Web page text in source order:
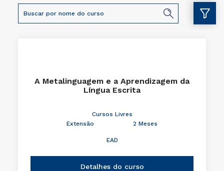
A Metalinguagem e a Aprendizagem da
Língua Escrita
Cursos Livres
Extensão
2 Meses
EAD
Detalhes do curso